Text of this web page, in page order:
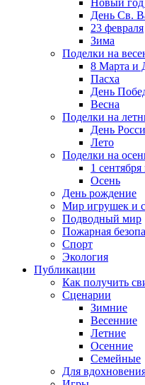
Новый год
День Св.
23 февраля
Зима
Поделки на
8 Марта и
Пасха
День
Весна
Поделки на
День
Лето
Поделки на
1
Осень
День рождение
Мир игрушек и
Подводный мир
Пожарная
Спорт
Экология
Публикации
Как получить
Сценарии
Зимние
Весенние
Летние
Осенние
Семейные
Для